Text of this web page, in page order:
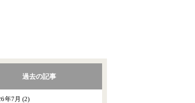
過去の記事
年7月 (2)